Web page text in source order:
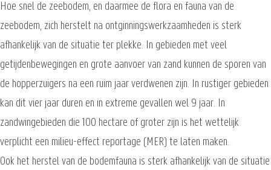
Hoe snel de zeebodem, en daarmee de flora en fauna van de
zeebodem, zich herstelt na ontginningswerkzaamheden is sterk
afhankelijk van de situatie ter plekke. In gebieden met veel
getijdenbewegingen en grote aanvoer van zand kunnen de sporen van
de hopperzuigers na een ruim jaar verdwenen zijn. In rustiger gebieden
kan dit vier jaar duren en in extreme gevallen wel 9 jaar. In
zandwingebieden die 100 hectare of groter zijn is het wettelijk
verplicht een milieu-effect reportage (MER) te laten maken.
Ook het herstel van de bodemfauna is sterk afhankelijk van de situatie